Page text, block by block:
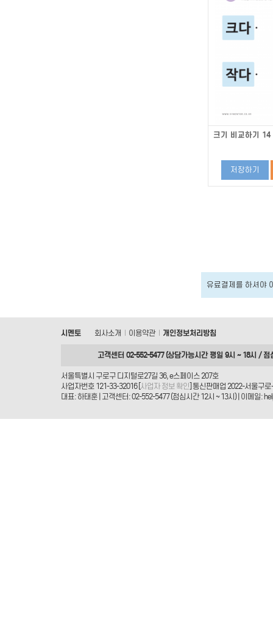
크기 비교하기 14
저장하기
유료결제를 하셔야
시멘토 회사소개 이용약관 개인정보처리방침
고객센터 02-552-5477 (상담가능시간 평일 9시 ~ 18시 / 점
서울특별시 구로구 디지털로27길 36, e스페이스 207호
사업자번호 121-33-32016 [ 사업자 정보 확인 ] 통신판매업 2022-서울구
대표: 하태훈 | 고객센터: 02-552-5477 (점심시간 12시 ~ 13시) | 이메일: